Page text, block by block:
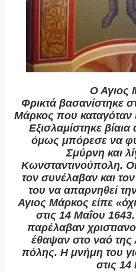
Ο Αγιος
Φρικτά βασανίστηκε
Μάρκος που καταγόταν
Εξισλαμίστηκε
όμως μπόρεσε να
Σμύρνη και
Κωνσταντινούπολη.
τον συνέλαβαν και
του να απαρνηθεί
Αγιος Μάρκος είπε
στις 14 Μαΐου
παρέλαβαν
έθαψαν στο ναό της
πόλης. Η μνήμη του
στις